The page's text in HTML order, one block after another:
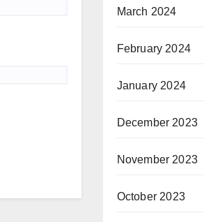
March 2024
February 2024
January 2024
December 2023
November 2023
October 2023